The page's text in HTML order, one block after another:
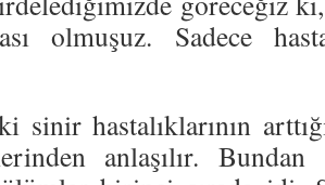
olmuşuz. Sadece
sinir hastalıklarının
anlaşılır.